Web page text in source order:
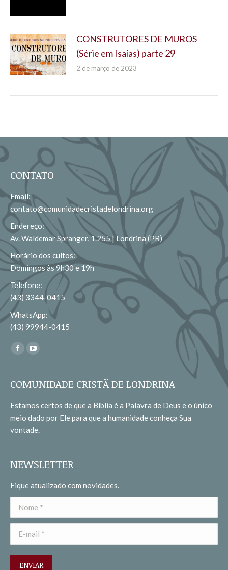
CONSTRUTORES DE MUROS
(Série em Isaías) parte 29
2 de março de 2023
CONTATO
Email:
contato@comunidadecristadelondrina.org
Endereço:
Av. Waldemar Spranger, 1.255 | Londrina (PR)
Horário dos cultos:
Domingos às 9h30 e 19h
Telefone:
(43) 3344-0415
WhatsApp:
(43) 99944-0415
Encontre-nos em:
Facebook
opens
new
window
opens
new
window
COMUNIDADE CRISTÃ DE LONDRINA
Estamos certos de que a Bíblia é a Palavra de Deus e o único
meio dado por Ele para que a humanidade conheça Sua
vontade.
NEWSLETTER
Fique atualizado com novidades.
Nome *
E-mail *
ENVIAR